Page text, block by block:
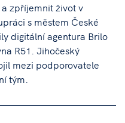
zpříjemnit život v
s městem České
digitální agentura Brilo
R51. Jihočeský
mezi podporovatele
tým.